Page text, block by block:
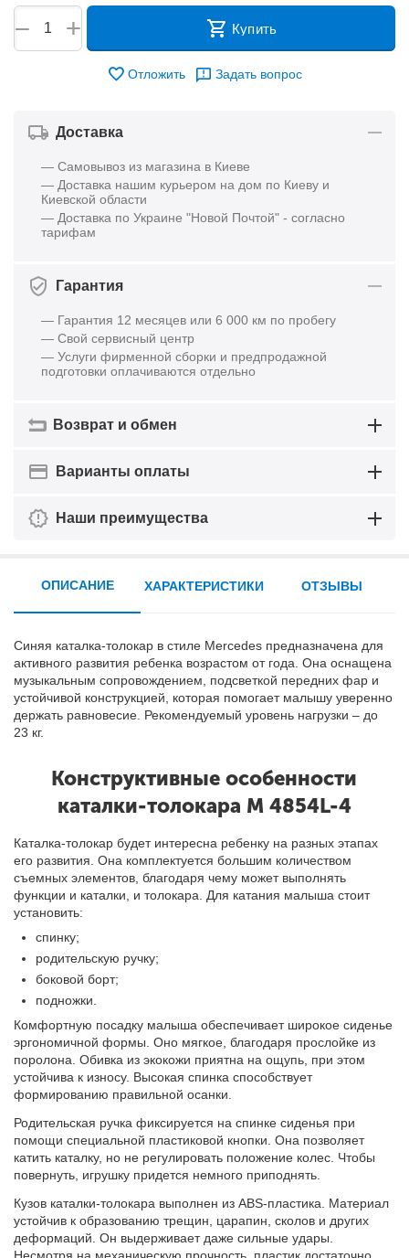
+
− Купить
Отложить Задать вопрос
Доставка
— Самовывоз из магазина в Киеве
— Доставка нашим курьером на дом по Киеву и
Киевской области
— Доставка по Украине "Новой Почтой" - согласно
тарифам
Гарантия
— Гарантия 12 месяцев или 6 000 км по пробегу
— Свой сервисный центр
— Услуги фирменной сборки и предпродажной
подготовки оплачиваются отдельно
Возврат и обмен
Варианты оплаты
Наши преимущества
ОПИСАНИЕ
Синяя каталка-толокар в стиле Mercedes предназначена для
активного развития ребенка возрастом от года. Она оснащена
музыкальным сопровождением, подсветкой передних фар и
устойчивой конструкцией, которая помогает малышу уверенно
держать равновесие. Рекомендуемый уровень нагрузки – до
23 кг.
Конструктивные особенности
каталки-толокара M 4854L-4
Каталка-толокар будет интересна ребенку на разных этапах
его развития. Она комплектуется большим количеством
съемных элементов, благодаря чему может выполнять
функции и каталки, и толокара. Для катания малыша стоит
установить:
спинку;
родительскую ручку;
боковой борт;
подножки.
Комфортную посадку малыша обеспечивает широкое сиденье
эргономичной формы. Оно мягкое, благодаря прослойке из
поролона. Обивка из экокожи приятна на ощупь, при этом
устойчива к износу. Высокая спинка способствует
формированию правильной осанки.
Родительская ручка фиксируется на спинке сиденья при
помощи специальной пластиковой кнопки. Она позволяет
катить каталку, но не регулировать положение колес. Чтобы
повернуть, игрушку придется немного приподнять.
Кузов каталки-толокара выполнен из ABS-пластика. Материал
устойчив к образованию трещин, царапин, сколов и других
деформаций. Он выдерживает даже сильные удары.
ХАРАКТЕРИСТИКИ ОТЗЫВЫ